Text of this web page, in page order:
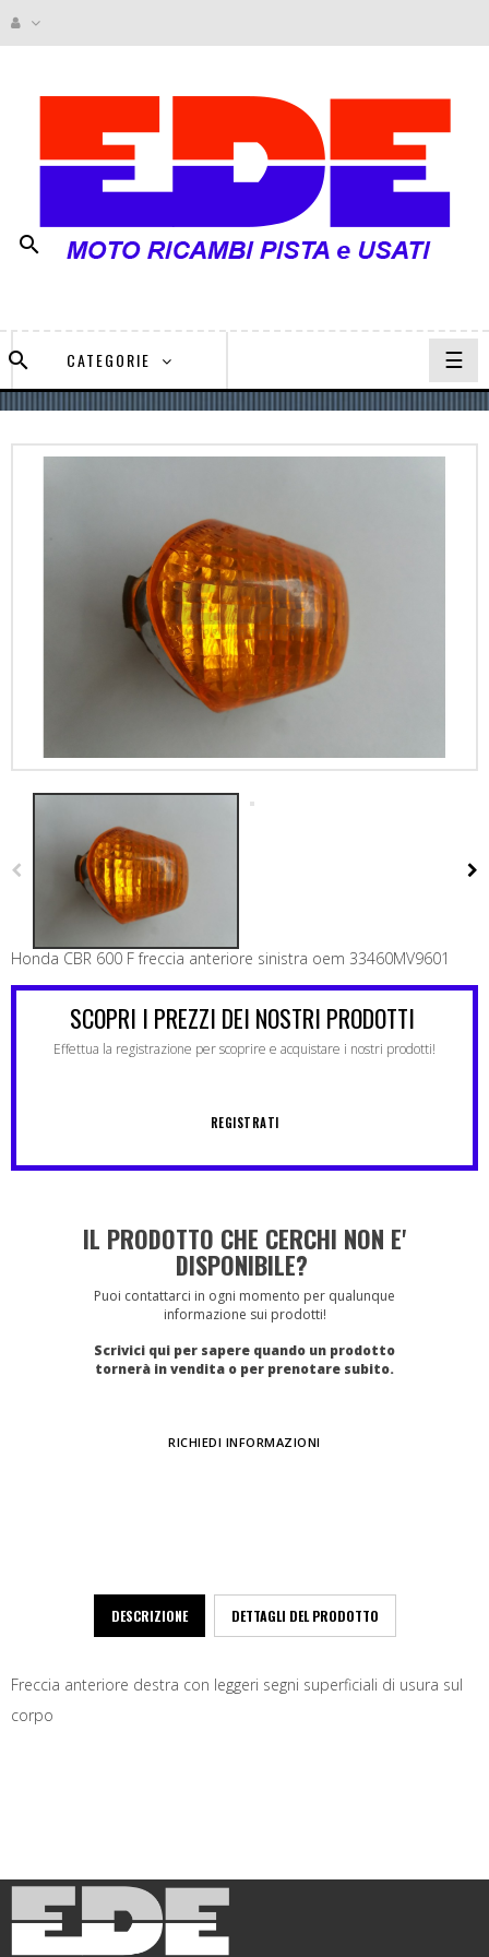

CATEGORIE ☰

Honda CBR 600 F freccia anteriore sinistra oem 33460MV9601
SCOPRI I PREZZI DEI NOSTRI PRODOTTI
Effettua la registrazione per scoprire e acquistare i nostri prodotti!
REGISTRATI
IL PRODOTTO CHE CERCHI NON E'
DISPONIBILE?
Puoi contattarci in ogni momento per qualunque
informazione sui prodotti!
Scrivici qui per sapere quando un prodotto
tornerà in vendita o per prenotare subito.
RICHIEDI INFORMAZIONI
DESCRIZIONE DETTAGLI DEL PRODOTTO
Freccia anteriore destra con leggeri segni superficiali di usura sul
corpo